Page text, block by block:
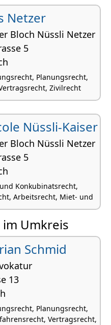
Netzer
Bloch Nüssli Netzer
5
Planungsrecht,
Zivilrecht
Nüssli-Kaiser
Bloch Nüssli Netzer
5
Konkubinatsrecht,
Arbeitsrecht, Miet- und
Umkreis
Schmid
13
Planungsrecht,
Vertragsrecht,